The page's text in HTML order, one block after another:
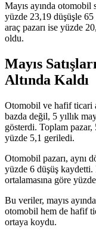
Mayıs ayında otomobil
yüzde 23,19 düşüşle
araç pazarı ise yüzde
oldu.
Mayıs
Altında Kaldı
Otomobil ve hafif ticari
bazda değil, 5 yıllık
gösterdi. Toplam pazar,
yüzde 5,1 geriledi.
Otomobil pazarı, aynı
yüzde 6 düşüş kaydetti.
ortalamasına göre
Bu veriler, mayıs
otomobil hem de hafif
ortaya koydu.